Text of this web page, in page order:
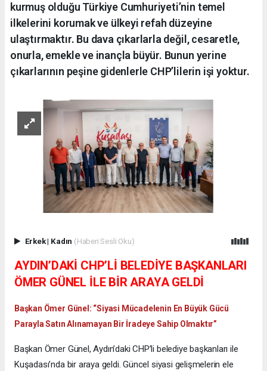
kurmuş olduğu Türkiye Cumhuriyeti’nin temel
ilkelerini korumak ve ülkeyi refah düzeyine
ulaştırmaktır. Bu dava çıkarlarla değil, cesaretle,
onurla, emekle ve inançla büyür. Bunun yerine
çıkarlarının peşine gidenlerle CHP’lilerin işi yoktur.
Erkek| Kadın (Haberi Sesli Oku)
AYDIN’DAKİ CHP’Lİ BELEDİYE BAŞKANLARI
ÖMER GÜNEL İLE BİR ARAYA GELDİ
Başkan Ömer Günel: “Siyasi Mücadelenin En Büyük Gücü
Parayla Satın Alınamayan Bir İradeye Sahip Olmaktır”
Başkan Ömer Günel, Aydın’daki CHP’li belediye başkanları ile
Kuşadası’nda bir araya geldi. Güncel siyasi gelişmelerin ele